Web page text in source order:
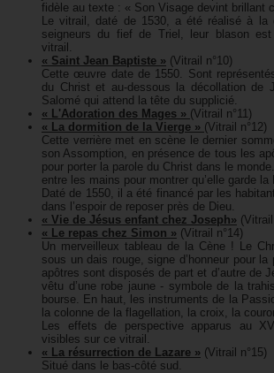
fidèle au texte : « Son Visage devint brillant
Le vitrail, daté de 1530, a été réalisé à la
seigneurs du fief de Triel, leur blason
vitrail.
« Saint Jean Baptiste » (Vitrail n°10)
Cette œuvre date de 1550. Sont
du Christ et au-dessous la décollation de
Salomé qui attend la tête du supplicié.
« L'Adoration des Mages » (Vitrail n°11)
« La dormition de la Vierge » (Vitrail n°12)
Cette verrière met en scène le dernier
son Assomption, en présence de tous les
pour porter la parole du Christ dans le
entre les mains pour montrer qu’elle garde la
Daté de 1550, il a été financé par les
dans l’espoir de reposer près de Dieu.
« Vie de Jésus enfant chez Joseph»
« Le repas chez Simon » (Vitrail n°14)
Un merveilleux tableau de la Cène ! Le
sous un dais rouge, signe d’honneur pour
apôtres sont disposés de part et d’autre de
vêtu d’une robe jaune - symbole de la
bourse. En haut, les instruments de la
la colonne de la flagellation, la croix, la
Les effets de perspective apparus au
visibles sur ce vitrail.
« La résurrection de Lazare » (Vitrail n°15)
Situé dans le bas-côté sud.